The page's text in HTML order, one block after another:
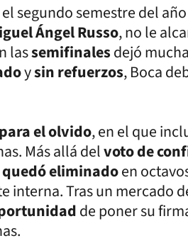
segundo semestre del
Ángel Russo, no le
lassemifinalesdejó
ysin refuerzos, Boca
el olvido, en el que
Más allá delvoto de
eliminadoen
interna. Tras un mercado
de poner su